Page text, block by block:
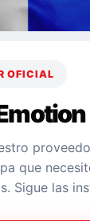
OFICIAL
que
Sigue las